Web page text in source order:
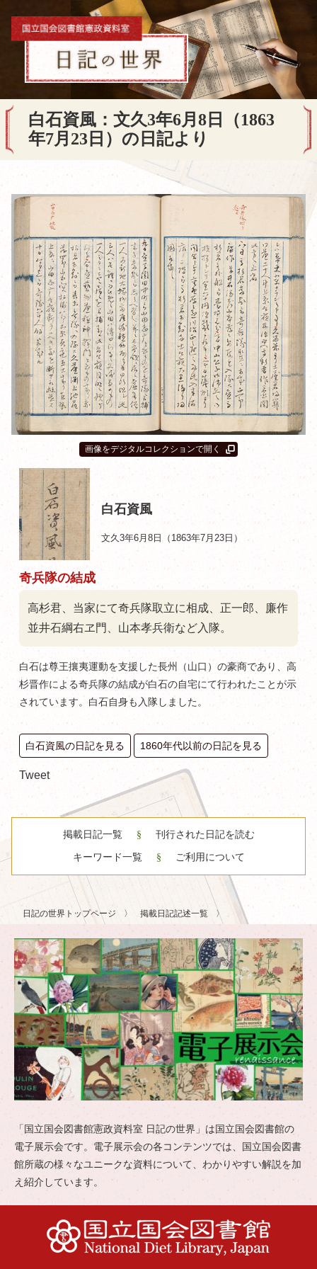
白石資風：文久3年6月8日（1863
年7月23日）の日記より
画像をデジタルコレクションで開く
白石資風
文久3年6月8日（1863年7月23日）
奇兵隊の結成
高杉君、当家にて奇兵隊取立に相成、正一郎、廉作
並井石綱右ヱ門、山本孝兵衛など入隊。
白石は尊王攘夷運動を支援した長州（山口）の豪商であり、高
杉晋作による奇兵隊の結成が白石の自宅にて行われたことが示
されています。白石自身も入隊しました。
白石資風の日記を見る 1860年代以前の日記を見る
Tweet
掲載日記一覧 刊行された日記を読む
キーワード一覧 ご利用について
日記の世界トップページ 掲載日記記述一覧
「国立国会図書館憲政資料室 日記の世界」は国立国会図書館の
電子展示会です。電子展示会の各コンテンツでは、国立国会図書
館所蔵の様々なユニークな資料について、わかりやすい解説を加
え紹介しています。